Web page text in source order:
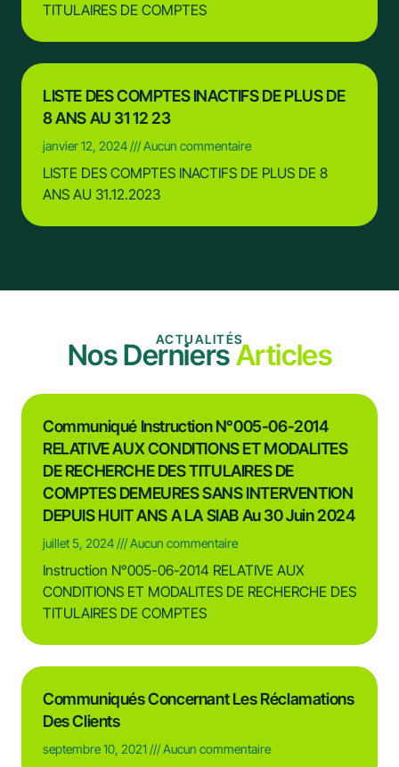
TITULAIRES DE COMPTES
LISTE DES COMPTES INACTIFS DE PLUS DE
8 ANS AU 31 12 23
janvier 12, 2024 Aucun commentaire
LISTE DES COMPTES INACTIFS DE PLUS DE 8
ANS AU 31.12.2023
ACTUALITÉS
Nos DerniersArticles
Communiqué Instruction N°005-06-2014
RELATIVE AUX CONDITIONS ET MODALITES
DE RECHERCHE DES TITULAIRES DE
COMPTES DEMEURES SANS INTERVENTION
DEPUIS HUIT ANS A LA SIAB Au 30 Juin 2024
juillet 5, 2024 Aucun commentaire
Instruction N°005-06-2014 RELATIVE AUX
CONDITIONS ET MODALITES DE RECHERCHE DES
TITULAIRES DE COMPTES
Communiqués Concernant Les Réclamations
Des Clients
septembre 10, 2021 Aucun commentaire